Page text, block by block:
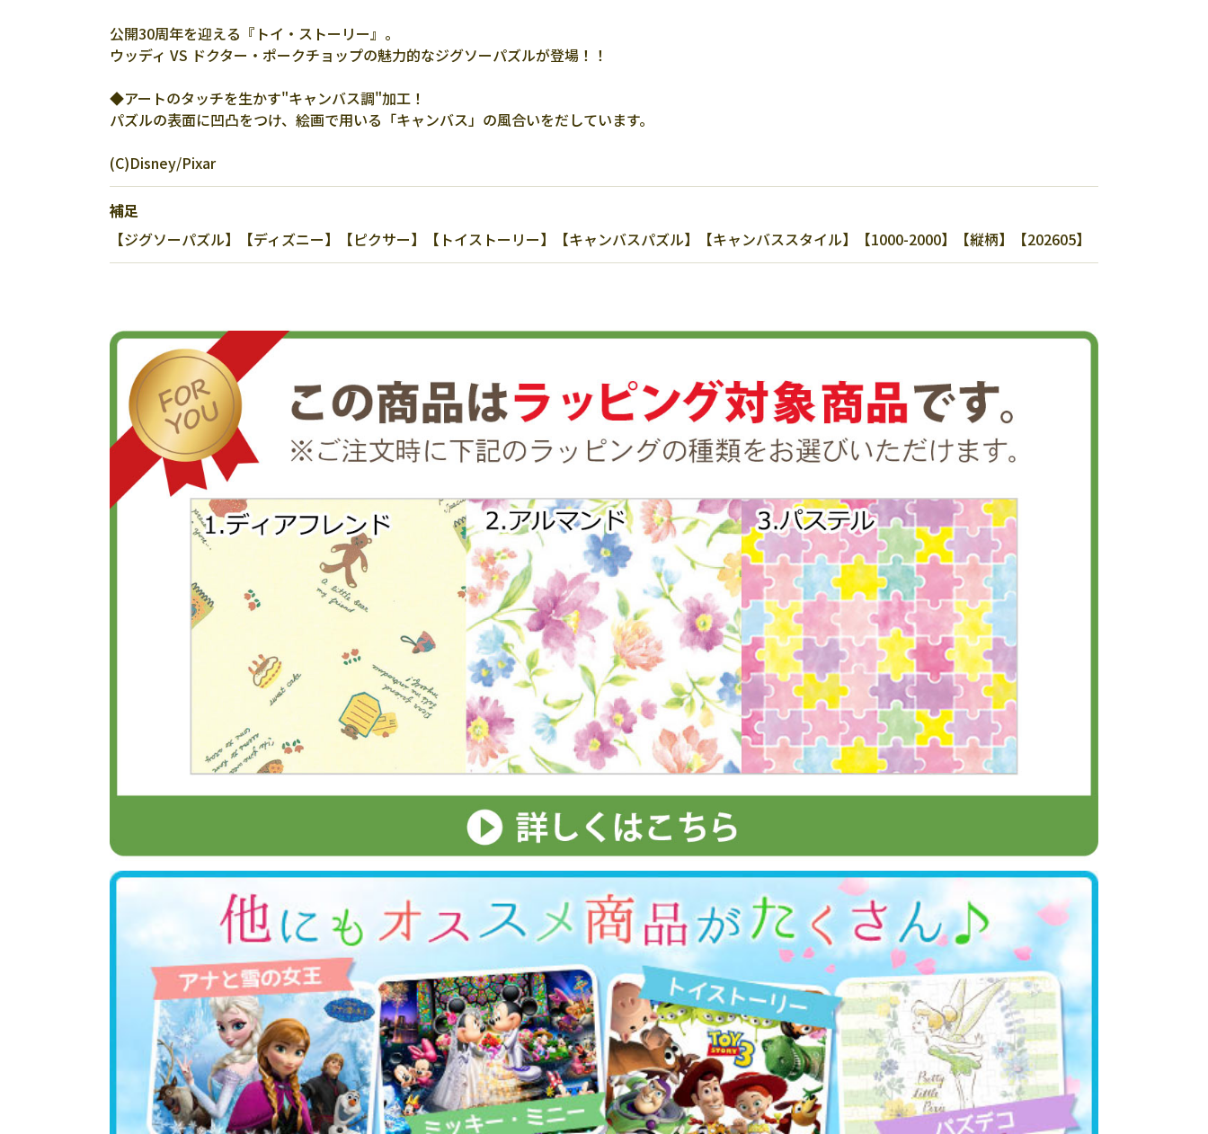
公開30周年を迎える『トイ・ストーリー』。
ウッディ VS ドクター・ポークチョップの魅力的なジグソーパズルが登場！！
◆アートのタッチを生かす"キャンバス調"加工！
パズルの表面に凹凸をつけ、絵画で用いる「キャンバス」の風合いをだしています。
(C)Disney/Pixar
補足
【ジグソーパズル】【ディズニー】【ピクサー】【トイストーリー】【キャンバスパズル】【キャンバススタイル】【1000-2000】【縦柄】【202605】